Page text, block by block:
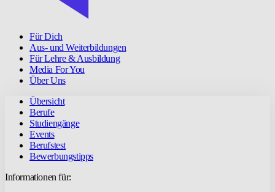
Für Dich
Aus- und Weiterbildungen
Für Lehre & Ausbildung
Media For You
Über Uns
Übersicht
Berufe
Studiengänge
Events
Berufstest
Bewerbungstipps
Informationen für: